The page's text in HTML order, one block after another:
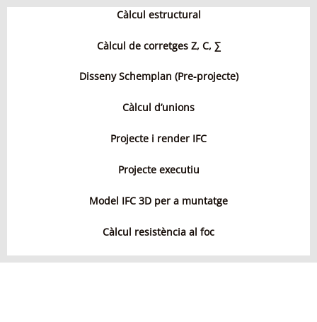
Càlcul estructural
Càlcul de corretges Z, C, ∑
Disseny Schemplan (Pre-projecte)
Càlcul d’unions
Projecte i render IFC
Projecte executiu
Model IFC 3D per a muntatge
Càlcul resistència al foc